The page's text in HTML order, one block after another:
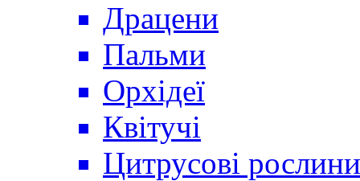
Драцени
Пальми
Орхідеї
Квітучі
Цитрусові рослини